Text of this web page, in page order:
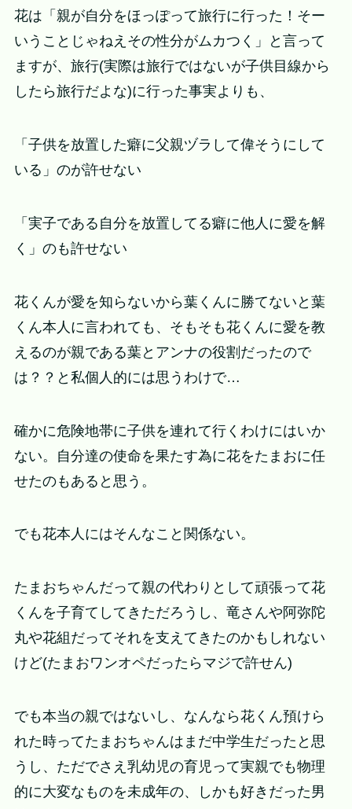
花は「親が自分をほっぽって旅行に行った！そー
いうことじゃねえその性分がムカつく」と言って
ますが、旅行(実際は旅行ではないが子供目線から
したら旅行だよな)に行った事実よりも、
「子供を放置した癖に父親ヅラして偉そうにして
いる」のが許せない
「実子である自分を放置してる癖に他人に愛を解
く」のも許せない
花くんが愛を知らないから葉くんに勝てないと葉
くん本人に言われても、そもそも花くんに愛を教
えるのが親である葉とアンナの役割だったので
は？？と私個人的には思うわけで…
確かに危険地帯に子供を連れて行くわけにはいか
ない。自分達の使命を果たす為に花をたまおに任
せたのもあると思う。
でも花本人にはそんなこと関係ない。
たまおちゃんだって親の代わりとして頑張って花
くんを子育てしてきただろうし、竜さんや阿弥陀
丸や花組だってそれを支えてきたのかもしれない
けど(たまおワンオペだったらマジで許せん)
でも本当の親ではないし、なんなら花くん預けら
れた時ってたまおちゃんはまだ中学生だったと思
うし、ただでさえ乳幼児の育児って実親でも物理
的に大変なものを未成年の、しかも好きだった男